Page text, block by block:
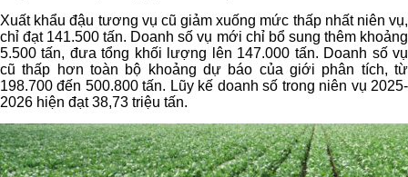
Xuất khẩu đậu tương vụ cũ giảm xuống mức thấp nhất niên vụ,
chỉ đạt 141.500 tấn. Doanh số vụ mới chỉ bổ sung thêm khoảng
5.500 tấn, đưa tổng khối lượng lên 147.000 tấn. Doanh số vụ
cũ thấp hơn toàn bộ khoảng dự báo của giới phân tích, từ
198.700 đến 500.800 tấn. Lũy kế doanh số trong niên vụ 2025-
2026 hiện đạt 38,73 triệu tấn.